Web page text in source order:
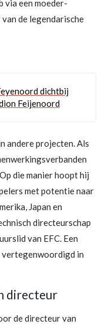
via een moeder-
de legendarische
dichtbij
Feijenoord
andere projecten. Als
die manier hoopt hij
met potentie naar
Japan en
directeurschap
van EFC. Een
in
directeur
de directeur van